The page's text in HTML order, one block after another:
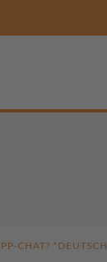
CHAT? *DEUTSCH